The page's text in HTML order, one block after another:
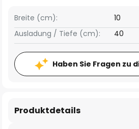
Breite (cm):
10
Ausladung / Tiefe (cm):
40
Haben Sie Fragen zu
Produktdetails